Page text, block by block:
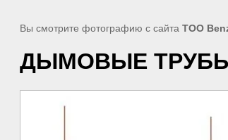
Вы смотрите фотографию с сайта TOO
ДЫМОВЫЕ